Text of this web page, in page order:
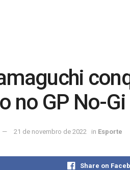
no GP No-
21 de novembro de 2022 in Esporte
Share on